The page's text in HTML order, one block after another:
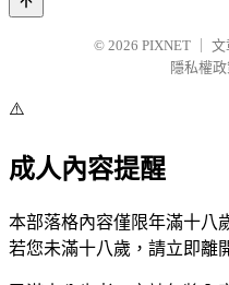
© 2026 PIXNET
文
隱私權
⚠️
成人內容提醒
本部落格內容僅限年滿十八
若您未滿十八歲，請立即離